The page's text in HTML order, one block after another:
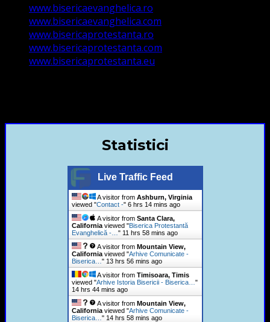
www.bisericaevanghelica.ro
www.bisericaevanghelica.com
www.bisericaprotestanta.ro
www.bisericaprotestanta.com
www.bisericaprotestanta.eu
Statistici
Live Traffic Feed
A visitor from Ashburn, Virginia
viewed "Contact -" 6 hrs 14 mins ago
A visitor from Santa Clara,
Californiaviewed "Biserica Protestantă
Evanghelică -… " 11 hrs 58 mins ago
A visitor from Mountain View,
Californiaviewed "Arhive Comunicate -
Biserica… " 13 hrs 56 mins ago
A visitor from Timisoara, Timis
viewed "Arhive Istoria Bisericii - Biserica… "
14 hrs 44 mins ago
A visitor from Mountain View,
Californiaviewed "Arhive Comunicate -
Biserica… " 14 hrs 58 mins ago